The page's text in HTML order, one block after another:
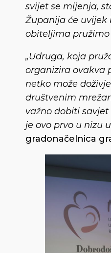
svijet se mijenja,
Županija će
obiteljima pružimo
„Udruga, koja
organizira ovakva
netko može
društvenim
važno dobiti
je ovo prvo u nizu
gradonačelnica